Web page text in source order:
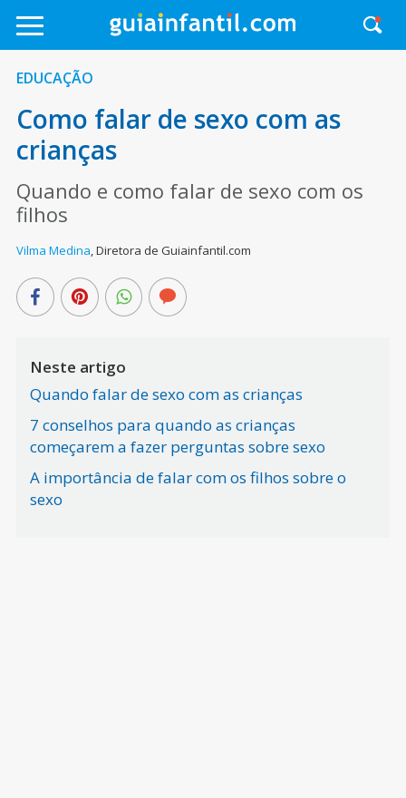
EDUCAÇÃO
Como falar de sexo com as
crianças
Quando e como falar de sexo com os
filhos
Vilma Medina,Diretora de Guiainfantil.com
Neste artigo
Quando falar de sexo com as crianças
7 conselhos para quando as crianças
começarem a fazer perguntas sobre sexo
A importância de falar com os filhos sobre o
sexo